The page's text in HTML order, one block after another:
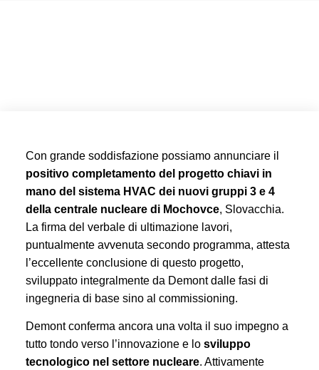
Con grande soddisfazione possiamo annunciare il
positivo completamento del progetto chiavi in
mano del sistema HVAC dei nuovi gruppi 3 e 4
della centrale nucleare di Mochovce, Slovacchia.
La firma del verbale di ultimazione lavori,
puntualmente avvenuta secondo programma, attesta
l’eccellente conclusione di questo progetto,
sviluppato integralmente da Demont dalle fasi di
ingegneria di base sino al commissioning.
Demont conferma ancora una volta il suo impegno a
tutto tondo verso l’innovazione e lo sviluppo
tecnologico nel settore nucleare. Attivamente